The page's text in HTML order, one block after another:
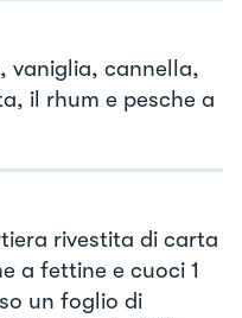
vaniglia, cannella,
il rhum e pesche a
rivestita di carta
a fettine e cuoci 1
un foglio di